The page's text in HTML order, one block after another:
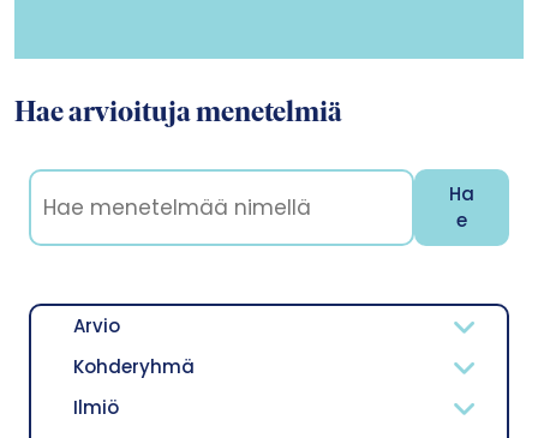
Hae arvioituja menetelmiä
Ha
e
Arvio
Kohderyhmä
Ilmiö